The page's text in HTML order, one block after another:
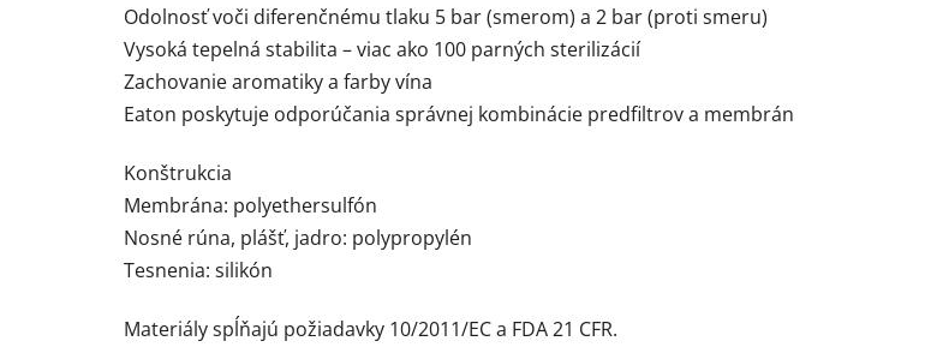
Odolnosť voči diferenčnému tlaku 5 bar (smerom) a 2 bar (proti smeru)
Vysoká tepelná stabilita – viac ako 100 parných sterilizácií
Zachovanie aromatiky a farby vína
Eaton poskytuje odporúčania správnej kombinácie predfiltrov a membrán
Konštrukcia
Membrána: polyethersulfón
Nosné rúna, plášť, jadro: polypropylén
Tesnenia: silikón
Materiály spĺňajú požiadavky 10/2011/EC a FDA 21 CFR.